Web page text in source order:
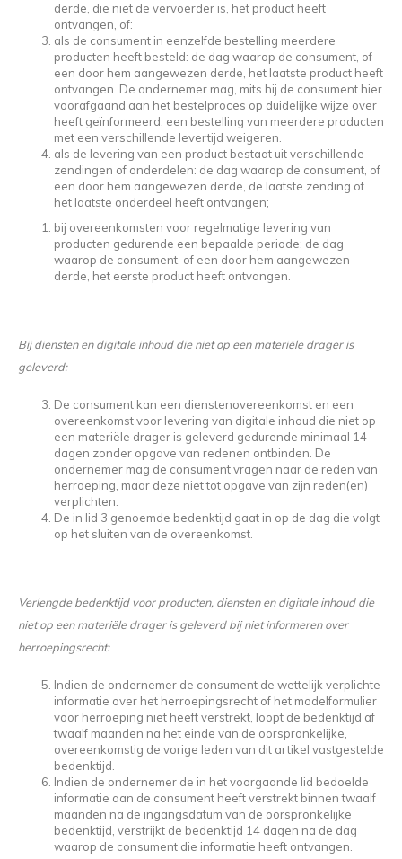
derde, die niet de vervoerder is, het product heeft
ontvangen, of:
als de consument in eenzelfde bestelling meerdere
producten heeft besteld: de dag waarop de consument, of
een door hem aangewezen derde, het laatste product heeft
ontvangen. De ondernemer mag, mits hij de consument hier
voorafgaand aan het bestelproces op duidelijke wijze over
heeft geïnformeerd, een bestelling van meerdere producten
met een verschillende levertijd weigeren.
als de levering van een product bestaat uit verschillende
zendingen of onderdelen: de dag waarop de consument, of
een door hem aangewezen derde, de laatste zending of
het laatste onderdeel heeft ontvangen;
bij overeenkomsten voor regelmatige levering van
producten gedurende een bepaalde periode: de dag
waarop de consument, of een door hem aangewezen
derde, het eerste product heeft ontvangen.
Bij diensten en digitale inhoud die niet op een materiële drager is
geleverd:
De consument kan een dienstenovereenkomst en een
overeenkomst voor levering van digitale inhoud die niet op
een materiële drager is geleverd gedurende minimaal 14
dagen zonder opgave van redenen ontbinden. De
ondernemer mag de consument vragen naar de reden van
herroeping, maar deze niet tot opgave van zijn reden(en)
verplichten.
De in lid 3 genoemde bedenktijd gaat in op de dag die volgt
op het sluiten van de overeenkomst.
Verlengde bedenktijd voor producten, diensten en digitale inhoud die
niet op een materiële drager is geleverd bij niet informeren over
herroepingsrecht:
Indien de ondernemer de consument de wettelijk verplichte
informatie over het herroepingsrecht of het modelformulier
voor herroeping niet heeft verstrekt, loopt de bedenktijd af
twaalf maanden na het einde van de oorspronkelijke,
overeenkomstig de vorige leden van dit artikel vastgestelde
bedenktijd.
Indien de ondernemer de in het voorgaande lid bedoelde
informatie aan de consument heeft verstrekt binnen twaalf
maanden na de ingangsdatum van de oorspronkelijke
bedenktijd, verstrijkt de bedenktijd 14 dagen na de dag
waarop de consument die informatie heeft ontvangen.